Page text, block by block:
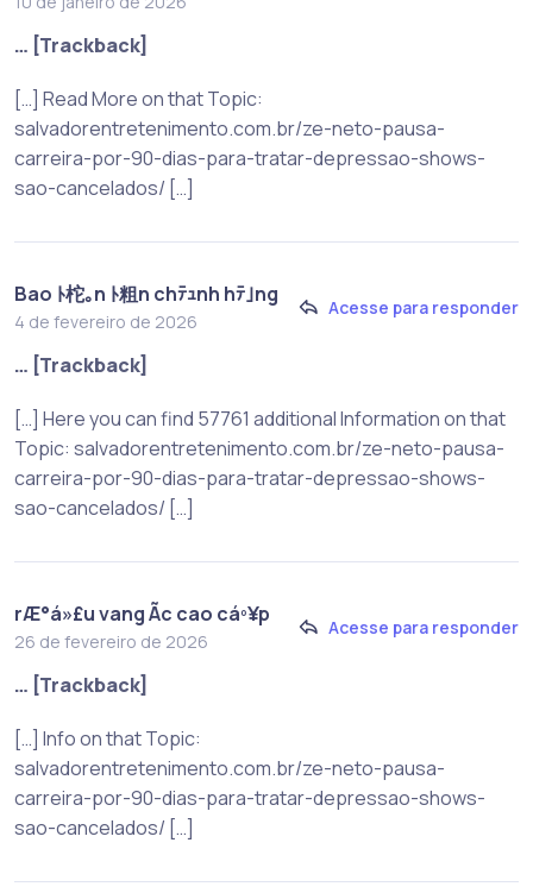
… [Trackback]
[…] Read More on that Topic:
salvadorentretenimento.com.br/ze-neto-pausa-
carreira-por-90-dias-para-tratar-depressao-shows-
sao-cancelados/ […]
Bao ﾄ柁｡n ﾄ粗n chﾃｭnh hﾃ｣ng
4 de fevereiro de 2026
Acesse para responder
… [Trackback]
[…] Here you can find 57761 additional Information on that
Topic: salvadorentretenimento.com.br/ze-neto-pausa-
carreira-por-90-dias-para-tratar-depressao-shows-
sao-cancelados/ […]
rÆ°á»£u vang Ãc cao cáº¥p
26 de fevereiro de 2026
Acesse para responder
… [Trackback]
[…] Info on that Topic:
salvadorentretenimento.com.br/ze-neto-pausa-
carreira-por-90-dias-para-tratar-depressao-shows-
sao-cancelados/ […]